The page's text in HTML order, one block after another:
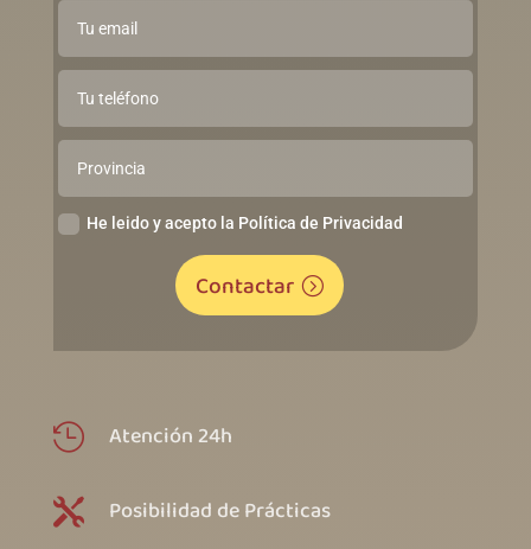
He leido y acepto la Política de Privacidad
Contactar
 Atención 24h
 Posibilidad de Prácticas